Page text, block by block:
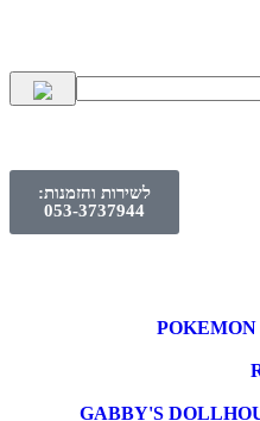
לשירות והזמנות:
053-3737944